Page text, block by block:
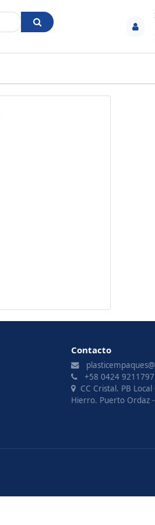
Contacto
+58 0424 9211797
CC Cristal. PB
Hierro. Puerto Ordaz